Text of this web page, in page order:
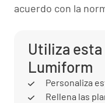
acuerdo con la
Utiliza
Lumiform
Personaliza
Rellena las